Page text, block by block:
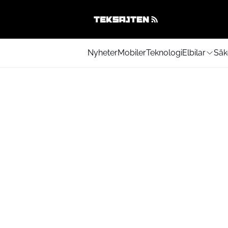
NyheterMobilerTeknologiElbilar